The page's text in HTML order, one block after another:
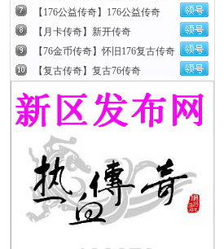
【176公益传奇】176公益传奇
【月卡传奇】新开传奇
【76金币传奇】怀旧176复古传奇
【复古传奇】复古76传奇